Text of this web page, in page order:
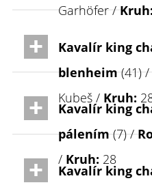
Garhöfer /
Kavalír king
blenheim(41)
Kubeš / Kruh:
Kavalír king
pálením(7) /
/ Kruh: 28
Kavalír king